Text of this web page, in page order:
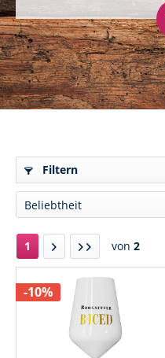
Filtern
1 von 2
-10%